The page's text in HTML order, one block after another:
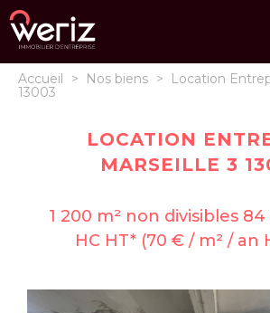
Accueil > Nos biens >
Location
13003
LOCATION
MARSEILLE 3
1 200 m² non divisibles
HC HT* (70 € / m² / an